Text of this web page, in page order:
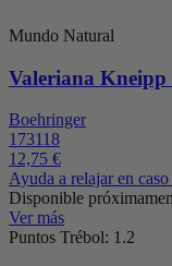
Mundo Natural
Valeriana Kneipp
Boehringer
173118
12,75 €
Ayuda a relajar en
Disponible
Ver más
Puntos Trébol: 1.2